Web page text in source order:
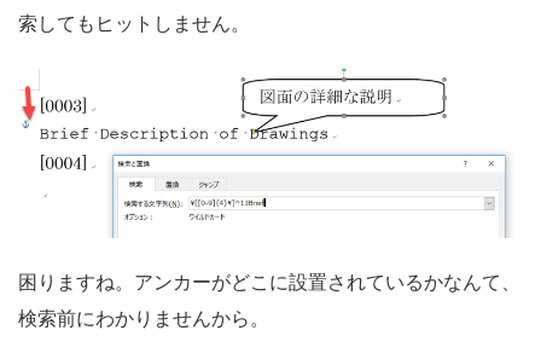
索してもヒットしません。
困りますね。アンカーがどこに設置されているかなんて、
検索前にわかりませんから。